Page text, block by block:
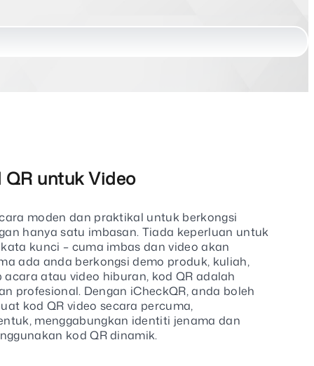
untuk Video
moden dan praktikal untuk berkongsi
hanya satu imbasan. Tiada keperluan untuk
kunci – cuma imbas dan video akan
ada anda berkongsi demo produk, kuliah,
atau video hiburan, kod QR adalah
profesional. Dengan iCheckQR, anda boleh
kod QR video secara percuma,
menggabungkan identiti jenama dan
kod QR dinamik.